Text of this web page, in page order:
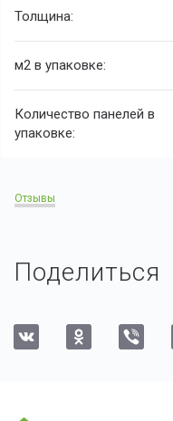
Толщина:
м2 в упаковке:
Количество панелей в
упаковке:
Отзывы
Поделиться